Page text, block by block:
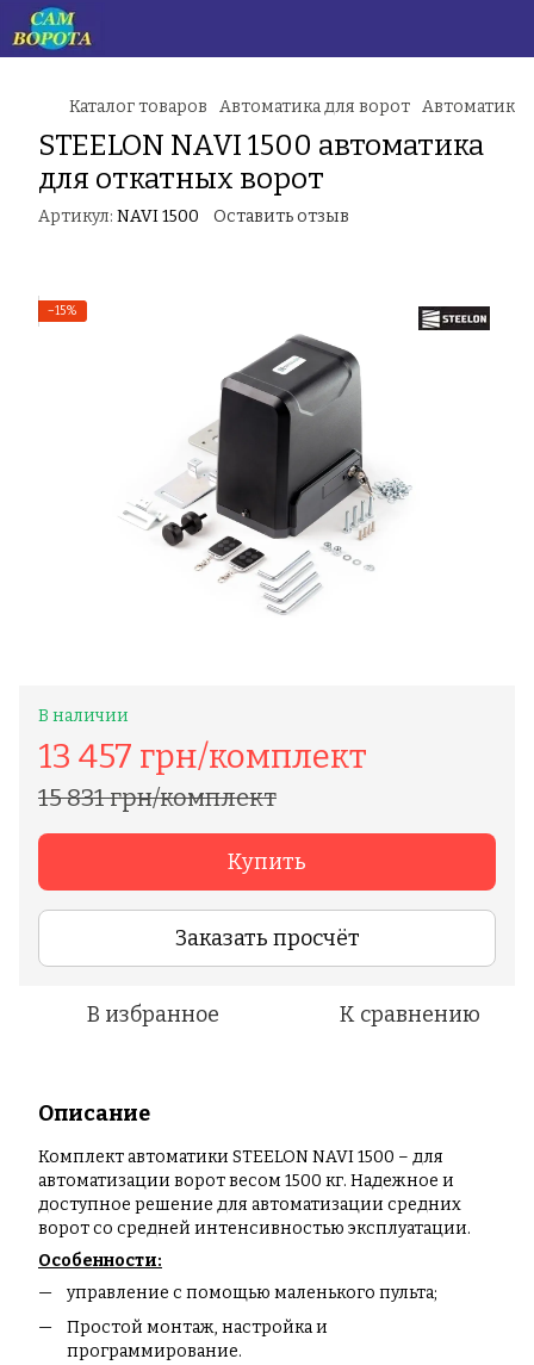
Каталог товаров Автоматика для ворот Автоматика
STEELON NAVI 1500 автоматика
для откатных ворот
Артикул: NAVI 1500 Оставить отзыв
−15%
В наличии
13 457 грн/комплект
15 831 грн/комплект
Купить
Заказать просчёт
В избранное К сравнению
Описание
Комплект автоматики STEELON NAVI 1500 – для
автоматизации ворот весом 1500 кг. Надежное и
доступное решение для автоматизации средних
ворот со средней интенсивностью эксплуатации.
Особенности:
управление с помощью маленького пульта;
Простой монтаж, настройка и
программирование.